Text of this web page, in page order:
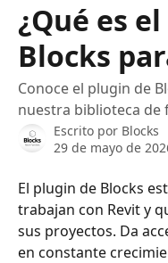
¿Qué es
Blocks
Conoce el plugin de
nuestra biblioteca de
Escrito por Blocks
29 de mayo de
El plugin de Blocks
trabajan con Revit y
sus proyectos. Da
en constante